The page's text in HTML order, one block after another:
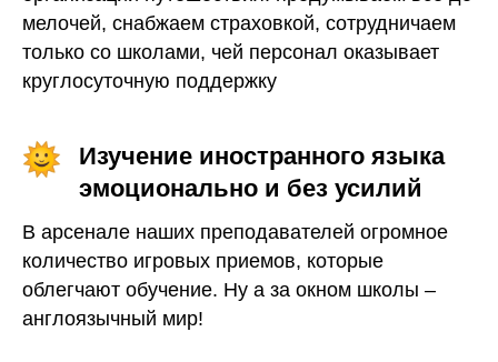
мелочей, снабжаем страховкой, сотрудничаем
только со школами, чей персонал оказывает
круглосуточную поддержку
Изучение иностранного языка
эмоционально и без усилий
В арсенале наших преподавателей огромное
количество игровых приемов, которые
облегчают обучение. Ну а за окном школы –
англоязычный мир!